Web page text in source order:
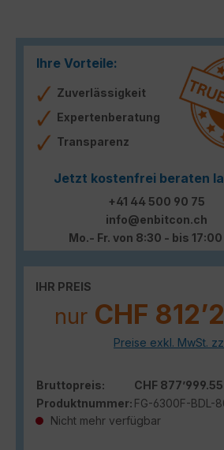
Ihre Vorteile:
Zuverlässigkeit
Expertenberatung
Transparenz
Jetzt kostenfrei beraten
+41 44 500 90 75
info@enbitcon.ch
Mo.- Fr. von 8:30 - bis 17:00
IHR PREIS
nur CHF
Preise exkl. MwSt.
Bruttopreis:
CHF 877’999.55
Produktnummer: FG-6300F-BDL-
Nicht mehr verfügbar